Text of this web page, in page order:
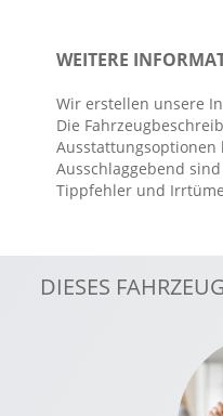
Außenspiegel
beheizbare
Dachspoiler
Digitales
Elektr.
Fahrer- /
WEITERE
Wir erstellen unsere
Die
Ausstattungsoptionen
Ausschlaggebend
Tippfehler und
DIESES